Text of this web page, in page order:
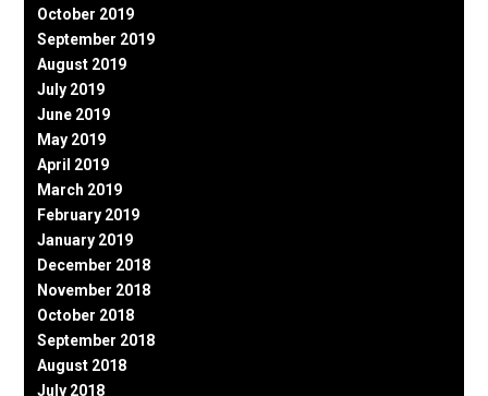
October 2019
September 2019
August 2019
July 2019
June 2019
May 2019
April 2019
March 2019
February 2019
January 2019
December 2018
November 2018
October 2018
September 2018
August 2018
July 2018